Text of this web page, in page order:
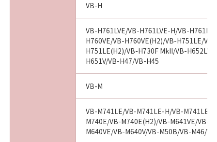
社、キヤノンの関連会社、それらの販売代
様の唯一の救済は、かかる保証を満たさな
い「メディア」の交換のみとします。但
し、かかる保証は、「メディア」の欠陥
が、「許諾ソフトウェア」の事故、誤用、
または乱用により生じた場合には無効とな
るものとします。
(3) キヤノン、キヤノンの子会社、それら
の販売代理店および販売店は、「許諾ソフ
トウェア」の使用または使用不能から生ず
VB-H
VB-H761LVE/VB-H761LVE-H/VB-
H760VE/VB-H760VE(H2)/VB-H751LE/
H751LE(H2)/VB-H730F MkII/VB-
H651V/VB-H47/VB-H45
VB-M
VB-M741LE/VB-M741LE-H/VB-
M740E/VB-M740E(H2)/VB-M641VE/VB-
M640VE/VB-M640V/VB-M50B/VB-M46/